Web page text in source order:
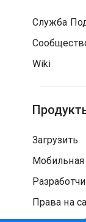
Служба
Wiki
Загрузить
Мобильная
Права на